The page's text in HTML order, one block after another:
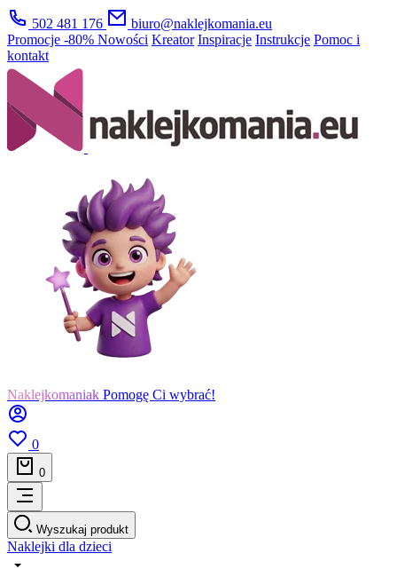
502 481 176
biuro@naklejkomania.eu
Promocje -80% Nowości Kreator Inspiracje Instrukcje Pomoc i
kontakt
Naklejkomaniak Pomogę Ci wybrać!
0
0
Wyszukaj produkt
Naklejki dla dzieci